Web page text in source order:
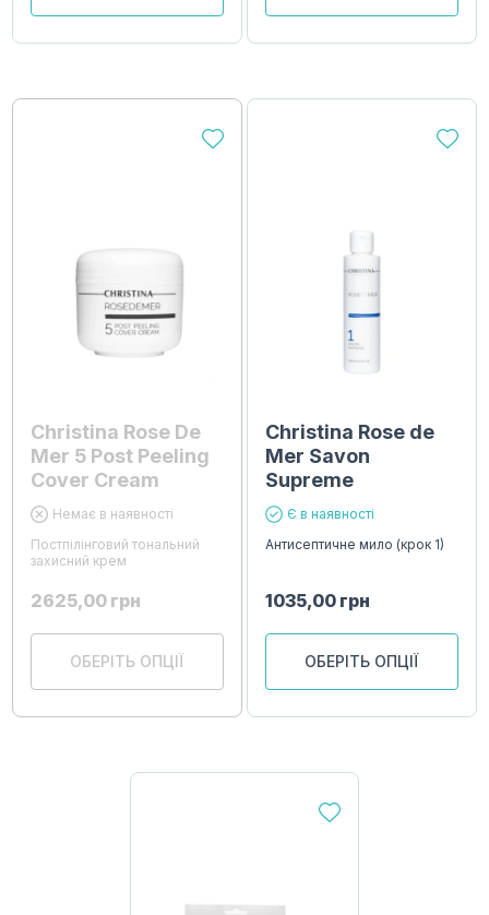
Christina Rose De
Mer 5 Post Peeling
Cover Cream
Немає в наявності
Постпілінговий тональний
захисний крем
2625,00 грн
ОБЕРІТЬ ОПЦІЇ
Christina Rose de
Mer Savon
Supreme
Є в наявності
Антисептичне мило (крок 1)
1035,00 грн
ОБЕРІТЬ ОПЦІЇ